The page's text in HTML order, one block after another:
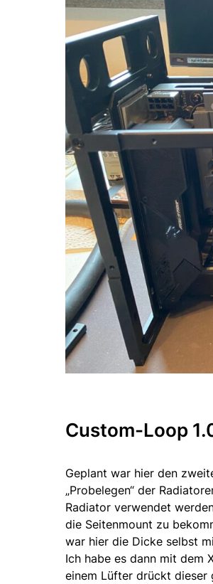
Custom-Loop
Geplant war hier den
„Probelegen“ der
Radiator verwendet
die Seitenmount zu
war hier die Dicke selbst
Ich habe es dann mit dem
einem Lüfter drückt dieser